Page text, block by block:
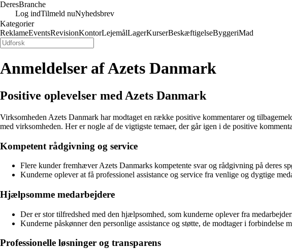
DeresBranche
Log indTilmeld nuNyhedsbrev
Kategorier
ReklameEventsRevisionKontorLejemålLagerKurserBeskæftigelseByggeriMad
Anmeldelser af Azets Danmark
Positive oplevelser med Azets Danmark
Virksomheden Azets Danmark har modtaget en række positive kommentarer og
med virksomheden. Her er nogle af de vigtigste temaer, der går igen i de positive
Kompetent rådgivning og service
Flere kunder fremhæver Azets Danmarks kompetente svar og rådgivning på deres
Kunderne oplever at få professionel assistance og service fra venlige og dygtige
Hjælpsomme medarbejdere
Der er stor tilfredshed med den hjælpsomhed, som kunderne oplever fra
Kunderne påskønner den personlige assistance og støtte, de modtager i forbindelse
Professionelle løsninger og transparens